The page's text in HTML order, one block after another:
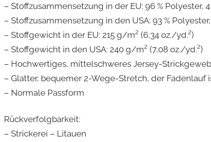
– Stoffzusammensetzung in der EU: 96 % Polyester, 4
– Stoffzusammensetzung in den USA: 93 % Polyester,
– Stoffgewicht in der EU: 215 g/m² (6,34 oz./yd.²)
– Stoffgewicht in den USA: 240 g/m² (7,08 oz./yd.²)
– Hochwertiges, mittelschweres Jersey-
– Glatter, bequemer 2-Wege-Stretch, der
– Normale Passform
Rückverfolgbarkeit:
– Strickerei – Litauen